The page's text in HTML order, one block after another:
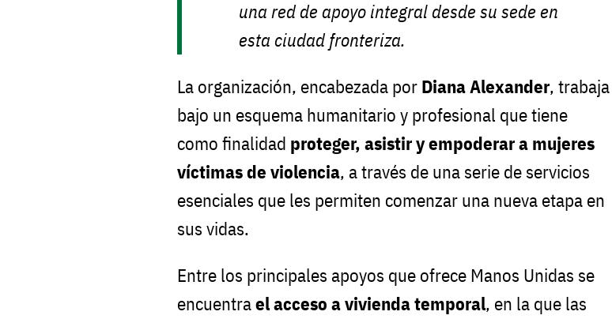
una red de apoyo integral desde su sede en
esta ciudad fronteriza.
La organización, encabezada por Diana Alexander, trabaja
bajo un esquema humanitario y profesional que tiene
como finalidad proteger, asistir y empoderar a mujeres
víctimas de violencia, a través de una serie de servicios
esenciales que les permiten comenzar una nueva etapa en
sus vidas.
Entre los principales apoyos que ofrece Manos Unidas se
encuentrael acceso a vivienda temporal, en la que las